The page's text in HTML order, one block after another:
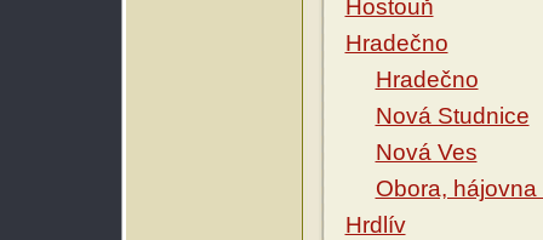
Hostouň
Hradečno
Hradečno
Nová Studnice
Nová Ves
Obora,
Hrdlív